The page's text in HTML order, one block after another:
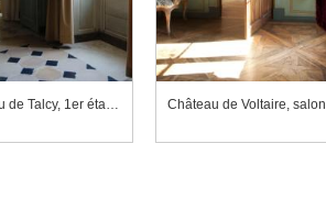
Château de Talcy, 1er étage, chambre de Catherine de Médicis Château de Voltaire, salon